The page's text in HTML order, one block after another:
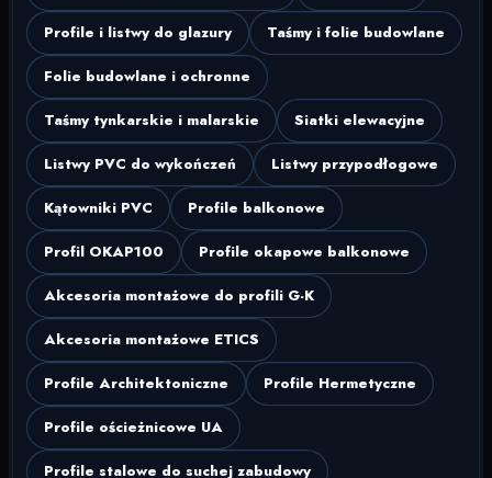
Profile i listwy do glazury Taśmy i folie budowlane
Folie budowlane i ochronne
Taśmy tynkarskie i malarskie Siatki elewacyjne
Listwy PVC do wykończeń Listwy przypodłogowe
Kątowniki PVC Profile balkonowe
Profil OKAP100 Profile okapowe balkonowe
Akcesoria montażowe do profili G-K
Akcesoria montażowe ETICS
Profile Architektoniczne Profile Hermetyczne
Profile ościeżnicowe UA
Profile stalowe do suchej zabudowy